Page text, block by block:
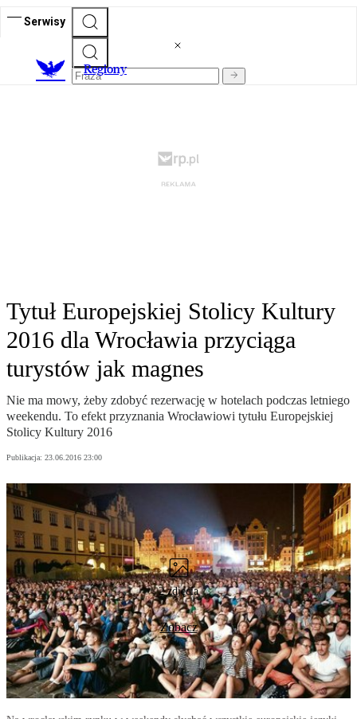
Serwisy
Regiony
Tytuł Europejskiej Stolicy Kultury
2016 dla Wrocławia przyciąga
turystów jak magnes
Nie ma mowy, żeby zdobyć rezerwację w hotelach podczas letniego
weekendu. To efekt przyznania Wrocławiowi tytułu Europejskiej
Stolicy Kultury 2016
Publikacja: 23.06.2016 23:00
2 zdjęcia
Zobacz